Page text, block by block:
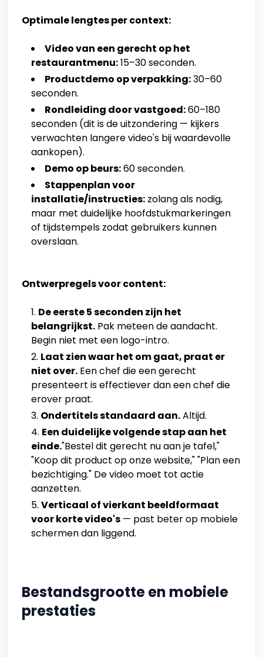
Optimale lengtes per context:
Video van een gerecht op het
restaurantmenu:15–30 seconden.
Productdemo op verpakking:30–60
seconden.
Rondleiding door vastgoed:60–180
seconden (dit is de uitzondering — kijkers
verwachten langere video's bij waardevolle
aankopen).
Demo op beurs:60 seconden.
Stappenplan voor
installatie/instructies: zolang als nodig,
maar met duidelijke hoofdstukmarkeringen
of tijdstempels zodat gebruikers kunnen
overslaan.
Ontwerpregels voor content:
De eerste 5 seconden zijn het
belangrijkst. Pak meteen de aandacht.
Begin niet met een logo-intro.
Laat zien waar het om gaat, praat er
niet over. Een chef die een gerecht
presenteert is effectiever dan een chef die
erover praat.
Ondertitels standaard aan.Altijd.
Een duidelijke volgende stap aan het
einde."Bestel dit gerecht nu aan je tafel,"
"Koop dit product op onze website," "Plan een
bezichtiging." De video moet tot actie
aanzetten.
Verticaal of vierkant beeldformaat
voor korte video's — past beter op mobiele
schermen dan liggend.
Bestandsgrootte en mobiele
prestaties